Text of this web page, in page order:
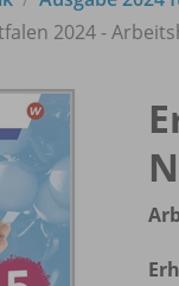
2024 -